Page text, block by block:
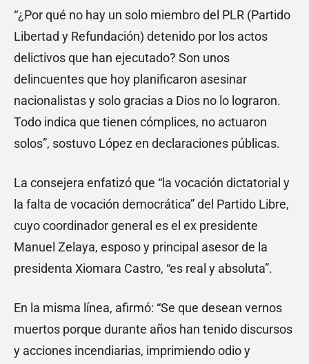
“¿Por qué no hay un solo miembro del PLR (Partido
Libertad y Refundación) detenido por los actos
delictivos que han ejecutado? Son unos
delincuentes que hoy planificaron asesinar
nacionalistas y solo gracias a Dios no lo lograron.
Todo indica que tienen cómplices, no actuaron
solos”, sostuvo López en declaraciones públicas.
La consejera enfatizó que “la vocación dictatorial y
la falta de vocación democrática” del Partido Libre,
cuyo coordinador general es el ex presidente
Manuel Zelaya, esposo y principal asesor de la
presidenta Xiomara Castro, “es real y absoluta”.
En la misma línea, afirmó: “Se que desean vernos
muertos porque durante años han tenido discursos
y acciones incendiarias, imprimiendo odio y